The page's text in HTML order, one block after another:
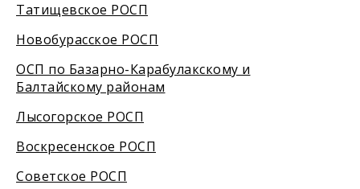
Татищевское РОСП
Новобурасское РОСП
ОСП по Базарно-Карабулакскому и
Балтайскому районам
Лысогорское РОСП
Воскресенское РОСП
Советское РОСП